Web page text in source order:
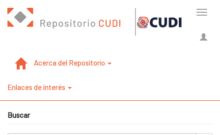
Acerca del Repositorio
Enlaces de interés
Buscar